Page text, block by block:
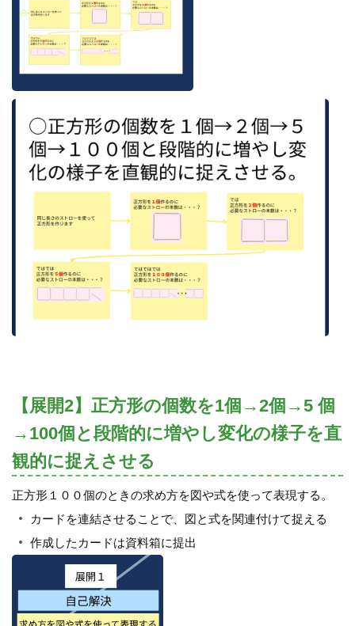
【展開2】正方形の個数を1個→2個→5 個
→100個と段階的に増やし変化の様子を直
観的に捉えさせる
正方形１００個のときの求め方を図や式を使って表現する。
カードを連結させることで、図と式を関連付けて捉える
作成したカードは資料箱に提出